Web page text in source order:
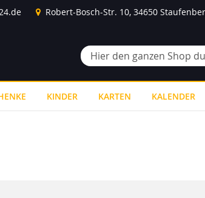
Robert-Bosch-Str. 10, 34650
Suche
KINDER KARTEN KALENDER